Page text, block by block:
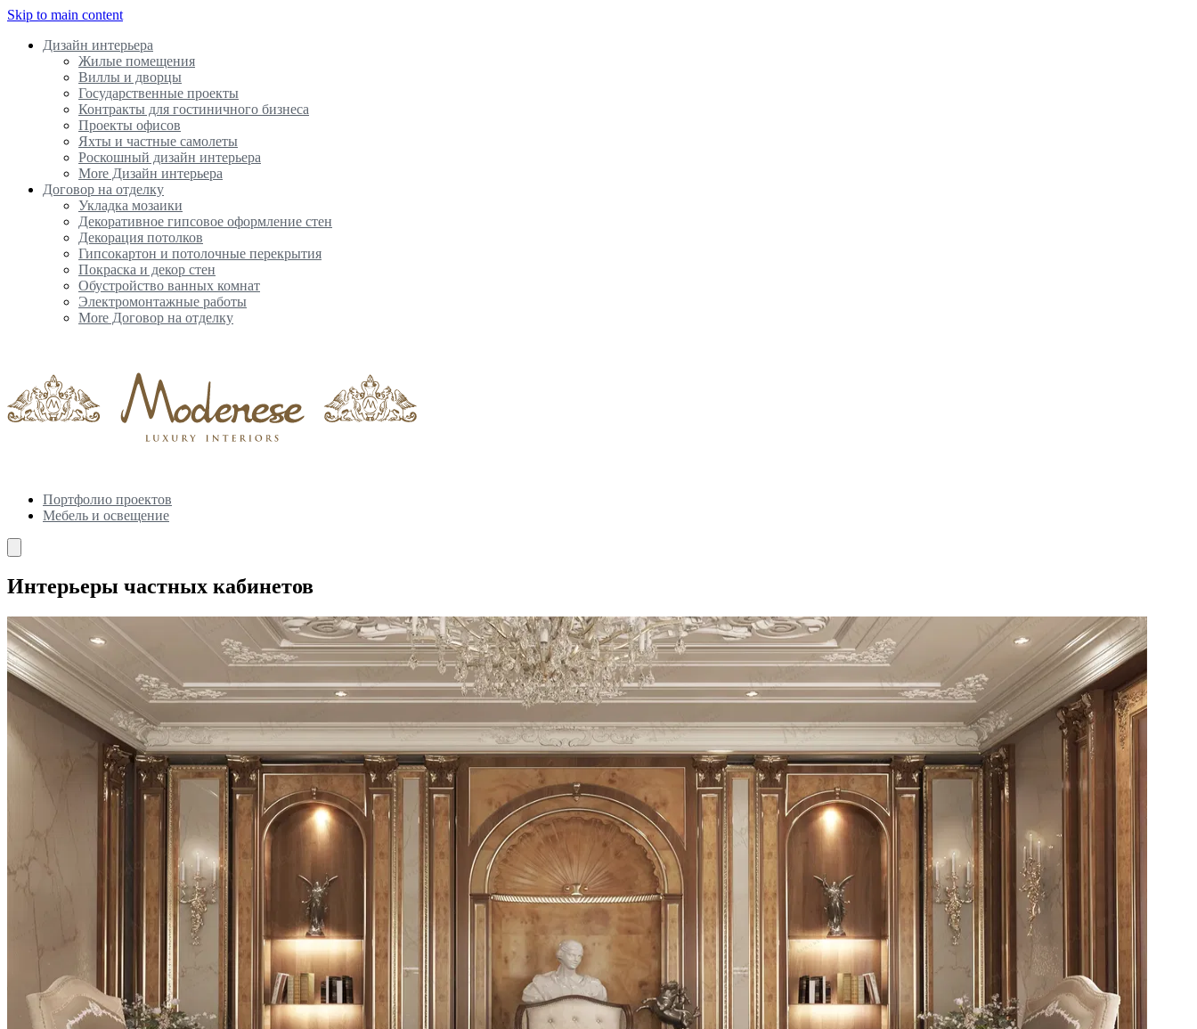
Skip to main content
Дизайн интерьера
Жилые помещения
Виллы и дворцы
Государственные проекты
Контракты для гостиничного бизнеса
Проекты офисов
Яхты и частные самолеты
Роскошный дизайн интерьера
More Дизайн интерьера
Договор на отделку
Укладка мозаики
Декоративное гипсовое оформление стен
Декорация потолков
Гипсокартон и потолочные перекрытия
Покраска и декор стен
Обустройство ванных комнат
Электромонтажные работы
More Договор на отделку
Портфолио проектов
Мебель и освещение
Интерьеры частных кабинетов